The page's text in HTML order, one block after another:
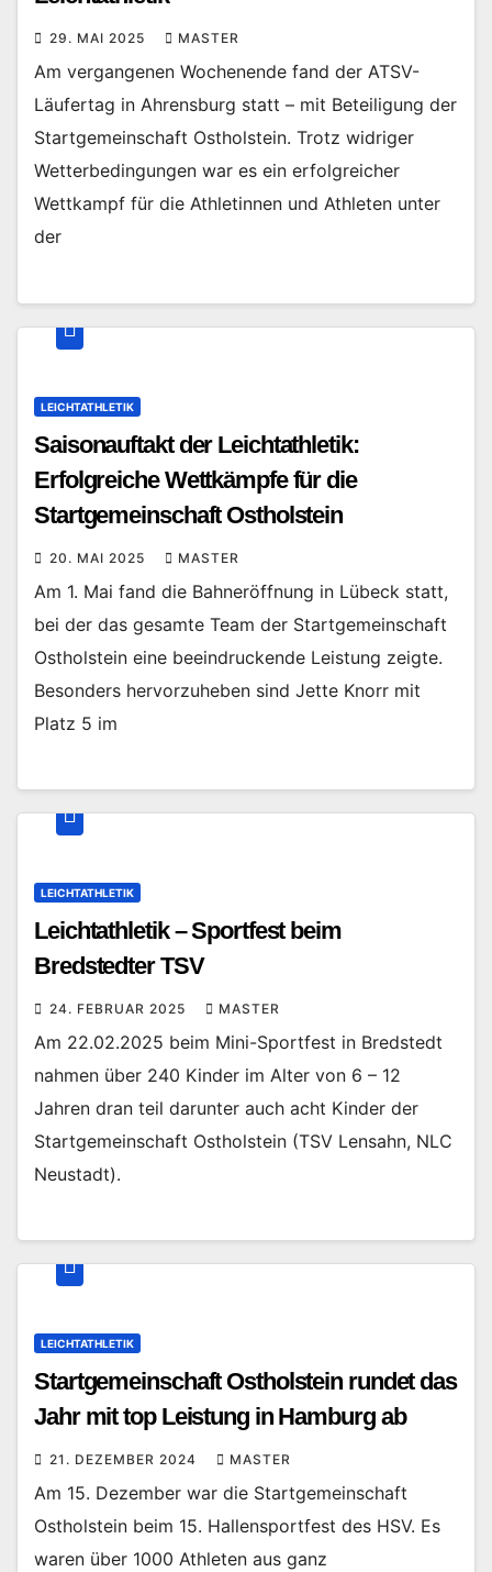
29. MAI 2025 MASTER
Am vergangenen Wochenende fand der ATSV-
Läufertag in Ahrensburg statt – mit Beteiligung der
Startgemeinschaft Ostholstein. Trotz widriger
Wetterbedingungen war es ein erfolgreicher
Wettkampf für die Athletinnen und Athleten unter
der
LEICHTATHLETIK
Saisonauftakt der Leichtathletik:
Erfolgreiche Wettkämpfe für die
Startgemeinschaft Ostholstein
20. MAI 2025 MASTER
Am 1. Mai fand die Bahneröffnung in Lübeck statt,
bei der das gesamte Team der Startgemeinschaft
Ostholstein eine beeindruckende Leistung zeigte.
Besonders hervorzuheben sind Jette Knorr mit
Platz 5 im
LEICHTATHLETIK
Leichtathletik – Sportfest beim
Bredstedter TSV
24. FEBRUAR 2025 MASTER
Am 22.02.2025 beim Mini-Sportfest in Bredstedt
nahmen über 240 Kinder im Alter von 6 – 12
Jahren dran teil darunter auch acht Kinder der
Startgemeinschaft Ostholstein (TSV Lensahn, NLC
Neustadt).
LEICHTATHLETIK
Startgemeinschaft Ostholstein rundet das
Jahr mit top Leistung in Hamburg ab
21. DEZEMBER 2024 MASTER
Am 15. Dezember war die Startgemeinschaft
Ostholstein beim 15. Hallensportfest des HSV. Es
waren über 1000 Athleten aus ganz